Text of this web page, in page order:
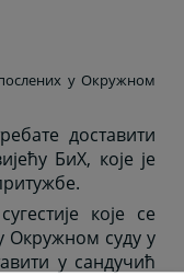
у Окружном
доставити
БиХ, које је
које се
Окружном суду у
у сандучић